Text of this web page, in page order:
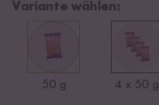
Variante wählen:
50 g 4 x 50 g